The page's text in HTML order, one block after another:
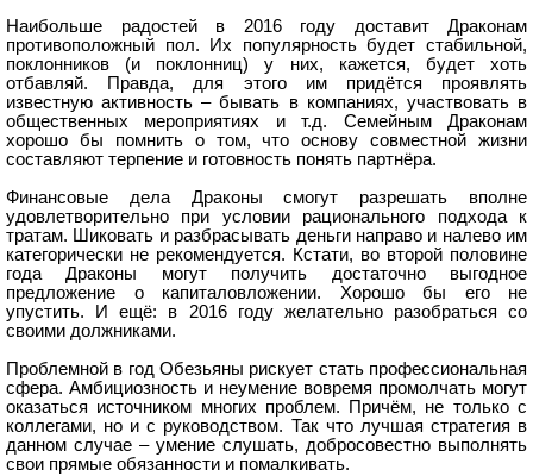
Наибольше радостей в 2016 году доставит Драконам
противоположный пол. Их популярность будет стабильной,
поклонников (и поклонниц) у них, кажется, будет хоть
отбавляй. Правда, для этого им придётся проявлять
известную активность – бывать в компаниях, участвовать в
общественных мероприятиях и т.д. Семейным Драконам
хорошо бы помнить о том, что основу совместной жизни
составляют терпение и готовность понять партнёра.
Финансовые дела Драконы смогут разрешать вполне
удовлетворительно при условии рационального подхода к
тратам. Шиковать и разбрасывать деньги направо и налево им
категорически не рекомендуется. Кстати, во второй половине
года Драконы могут получить достаточно выгодное
предложение о капиталовложении. Хорошо бы его не
упустить. И ещё: в 2016 году желательно разобраться со
своими должниками.
Проблемной в год Обезьяны рискует стать профессиональная
сфера. Амбициозность и неумение вовремя промолчать могут
оказаться источником многих проблем. Причём, не только с
коллегами, но и с руководством. Так что лучшая стратегия в
данном случае – умение слушать, добросовестно выполнять
свои прямые обязанности и помалкивать.